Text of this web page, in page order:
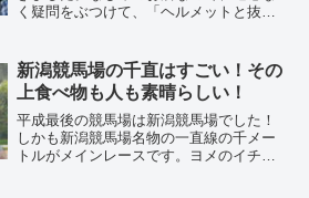
く疑問をぶつけて、「ヘルメットと抜け
ポーツに比べて、抜け毛の人が多いとの
ことでした。ヘルメットと...
新潟競馬場の千直はすごい！その
上食べ物も人も素晴らしい！
平成最後の競馬場は新潟競馬場でした！
しかも新潟競馬場名物の一直線の千メー
トルがメインレースです。ヨメのイチオ